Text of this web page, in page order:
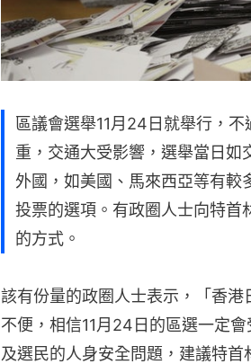
區議會選舉11月24日就舉行，
重，交通大受影響，選舉當日如
外國，如美國、馬來西亞等有較
投票的選項。有政圈人士向特首
的方式。
該有份量的政圈人士表示，「香
不便，相信11月24日的區選一定
及選民的人身安全問題，建議特